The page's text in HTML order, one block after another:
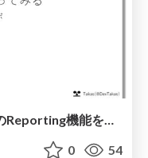
Microsoft Playwright Testingの Reporting機能を使ってみる
0 54